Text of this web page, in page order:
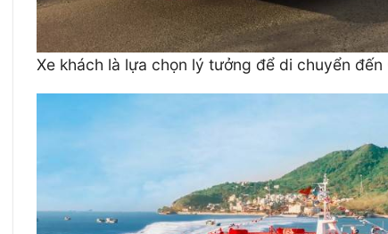
Xe khách là lựa chọn lý tưởng để di chuyển